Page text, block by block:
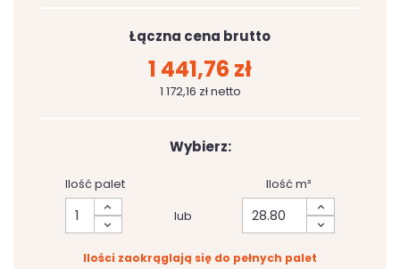
Łączna cena brutto
1 441,76 zł
1 172,16 zł netto
Wybierz:
Ilość palet
lub
Ilość m²
Ilości zaokrąglają się do pełnych palet